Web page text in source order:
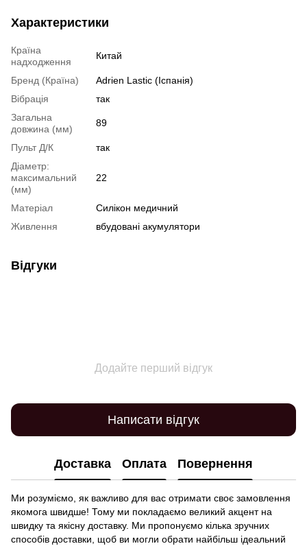
Характеристики
Країна
надходження
Китай
Бренд (Країна)
Adrien Lastic (Іспанія)
Вібрація
так
Загальна
довжина (мм)
89
Пульт Д/К
так
Діаметр:
максимальний
(мм)
22
Матеріал
Силікон медичний
Живлення
вбудовані акумулятори
Відгуки
Додайте перший відгук
Написати відгук
Доставка Оплата Повернення
Ми розуміємо, як важливо для вас отримати своє замовлення
якомога швидше! Тому ми покладаємо великий акцент на
швидку та якісну доставку. Ми пропонуємо кілька зручних
способів доставки, щоб ви могли обрати найбільш ідеальний